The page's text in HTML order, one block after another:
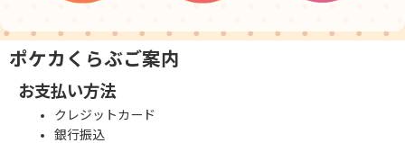
ポケカくらぶご案内
お支払い方法
クレジットカード
銀行振込